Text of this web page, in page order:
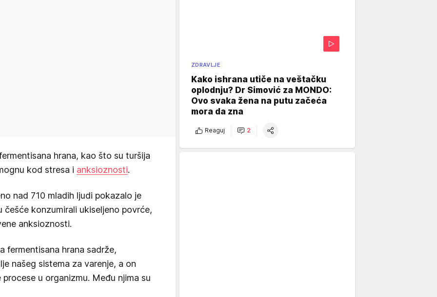
hrana, kao što su turšija
kod stresa i anksioznosti.
nad 710 mladih ljudi pokazalo je
češće konzumirali ukiseljeno povrće,
anksioznosti.
fermentisana hrana sadrže,
našeg sistema za varenje, a on
u organizmu. Među njima su
ZDRAVLJE
Kako ishrana utiče na veštačku
oplodnju? Dr Simović za MONDO:
Ovo svaka žena na putu začeća
mora da zna
Reaguj 2